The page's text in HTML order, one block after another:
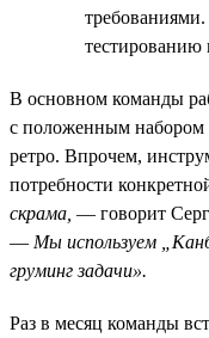
тестированию
В основном команды
с положенным
ретро. Впрочем,
потребности
скрама, — говорит
— Мы используем
груминг задачи».
Раз в месяц команды